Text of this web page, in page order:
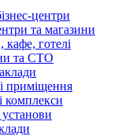
центри
та магазини
кафе, готелі
та СТО
приміщення
комплекси